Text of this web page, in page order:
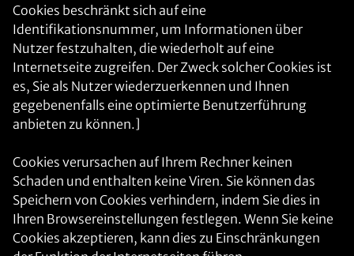
Cookies beschränkt sich auf eine
Identifikationsnummer, um Informationen über
Nutzer festzuhalten, die wiederholt auf eine
Internetseite zugreifen. Der Zweck solcher Cookies ist
es, Sie als Nutzer wiederzuerkennen und Ihnen
gegebenenfalls eine optimierte Benutzerführung
anbieten zu können.]
Cookies verursachen auf Ihrem Rechner keinen
Schaden und enthalten keine Viren. Sie können das
Speichern von Cookies verhindern, indem Sie dies in
Ihren Browsereinstellungen festlegen. Wenn Sie keine
Cookies akzeptieren, kann dies zu Einschränkungen